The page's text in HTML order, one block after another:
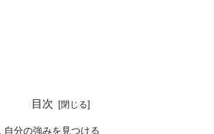
目次
自分の強みを見つける